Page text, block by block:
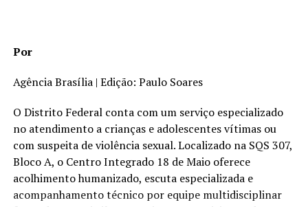
Por
Agência Brasília | Edição: Paulo Soares
O Distrito Federal conta com um serviço especializado
no atendimento a crianças e adolescentes vítimas ou
com suspeita de violência sexual. Localizado na SQS 307,
Bloco A, o Centro Integrado 18 de Maio oferece
acolhimento humanizado, escuta especializada e
acompanhamento técnico por equipe multidisciplinar